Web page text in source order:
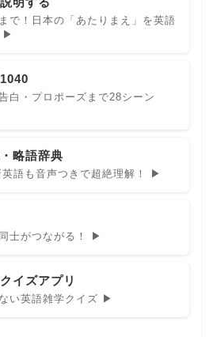
で！日本の「あたりまえ」を英語
▶
白・プロポーズまで28シーン
略語辞典
語も音声つきで超絶理解！ ▶
士がつながる！ ▶
イズアプリ
い英語雑学クイズ ▶